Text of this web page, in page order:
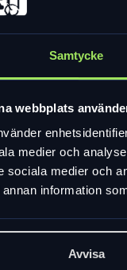
Samtycke
webbplats
medier och
sociala medier och
annan information
Avvisa